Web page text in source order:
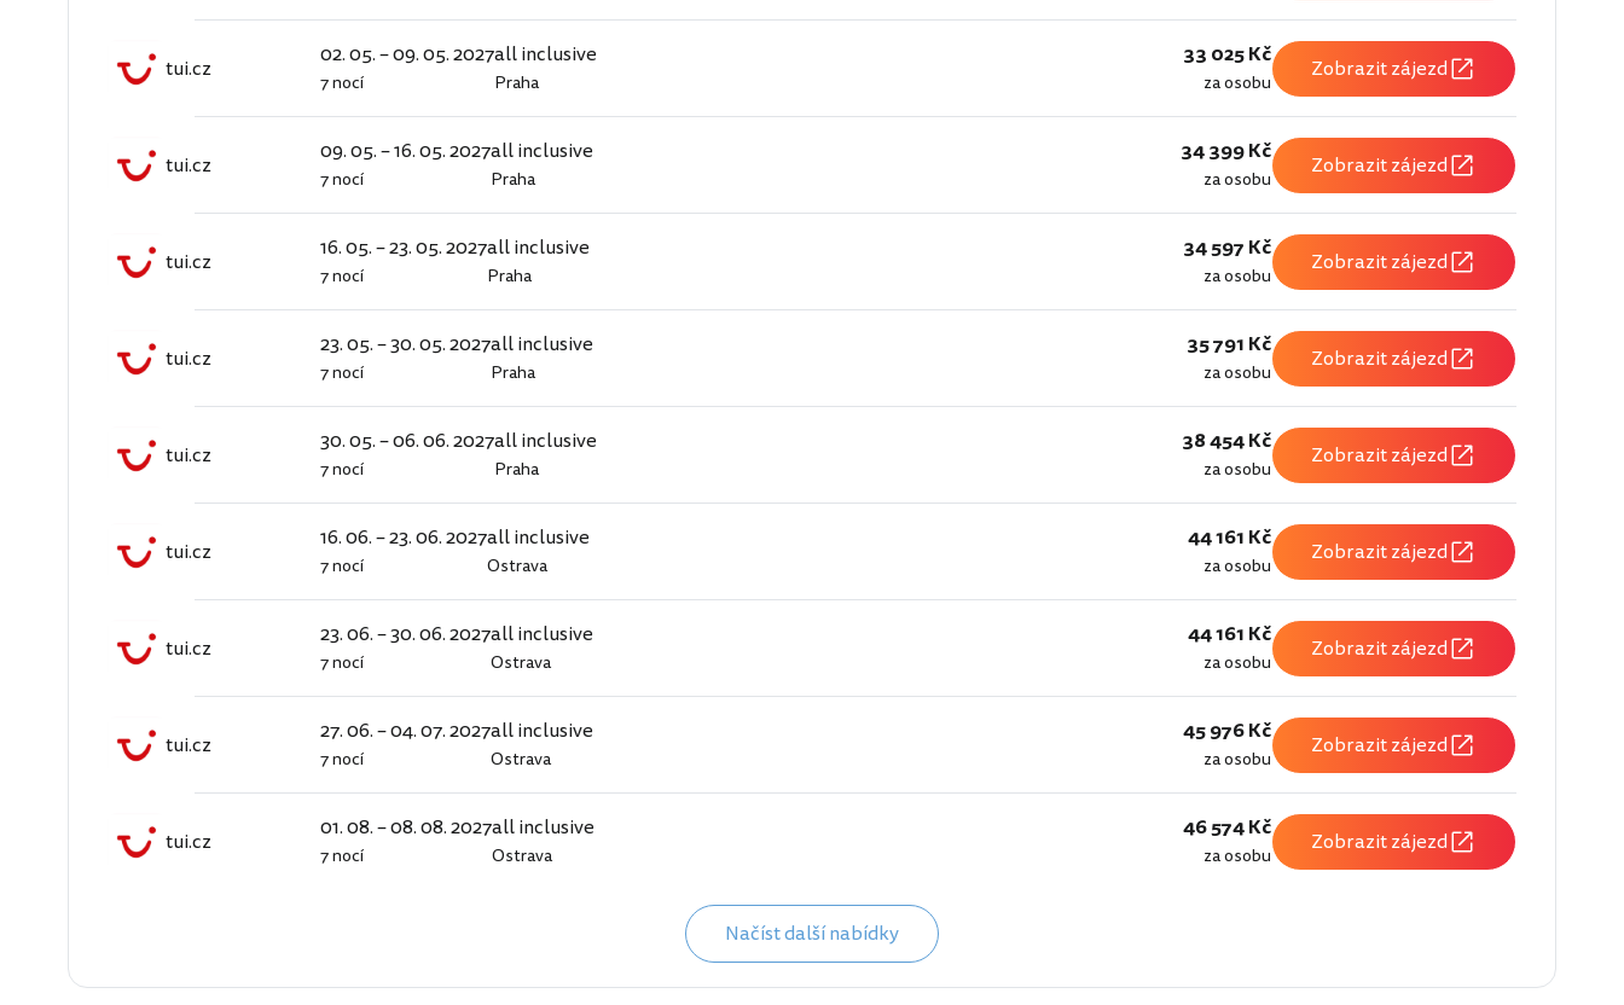
tui.cz 02. 05. – 09. 05. 2027
7 nocí
all inclusive
Praha
33 025 Kč
za osobu Zobrazit zájezd
tui.cz 09. 05. – 16. 05. 2027
7 nocí
all inclusive
Praha
34 399 Kč
za osobu Zobrazit zájezd
tui.cz 16. 05. – 23. 05. 2027
7 nocí
all inclusive
Praha
34 597 Kč
za osobu Zobrazit zájezd
tui.cz 23. 05. – 30. 05. 2027
7 nocí
all inclusive
Praha
35 791 Kč
za osobu Zobrazit zájezd
tui.cz 30. 05. – 06. 06. 2027
7 nocí
all inclusive
Praha
38 454 Kč
za osobu Zobrazit zájezd
tui.cz 16. 06. – 23. 06. 2027
7 nocí
all inclusive
Ostrava
44 161 Kč
za osobu Zobrazit zájezd
tui.cz 23. 06. – 30. 06. 2027
7 nocí
all inclusive
Ostrava
44 161 Kč
za osobu Zobrazit zájezd
tui.cz 27. 06. – 04. 07. 2027
7 nocí
all inclusive
Ostrava
45 976 Kč
za osobu Zobrazit zájezd
tui.cz 01. 08. – 08. 08. 2027
7 nocí
all inclusive
Ostrava
46 574 Kč
za osobu Zobrazit zájezd
Načíst další nabídky